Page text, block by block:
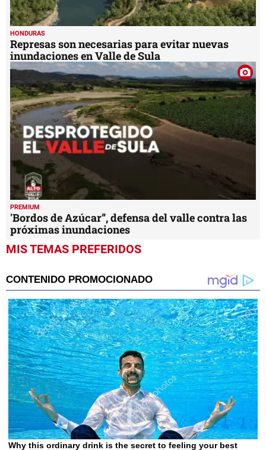
HONDURAS
Represas son necesarias para evitar nuevas
inundaciones en Valle de Sula
PREMIUM
'Bordos de Azúcar”, defensa del valle contra las
próximas inundaciones
MIS TEMAS PREFERIDOS